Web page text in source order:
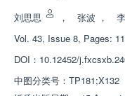
刘思思 ， 张波 ，
Vol. 43, Issue 8, Pages:
DOI： 10.12452/
中图分类号： TP181;X132